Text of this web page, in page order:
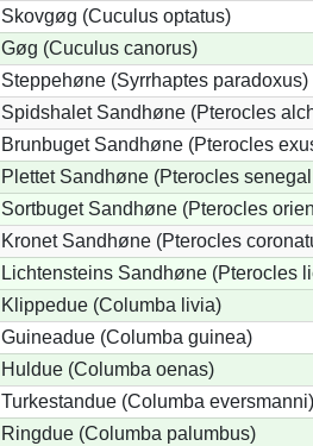
Skovgøg (Cuculus optatus)
Gøg (Cuculus canorus)
Steppehøne (Syrrhaptes paradoxus)
Spidshalet Sandhøne (Pterocles
Brunbuget Sandhøne (Pterocles
Plettet Sandhøne (Pterocles
Sortbuget Sandhøne (Pterocles
Kronet Sandhøne (Pterocles
Lichtensteins Sandhøne (Pterocles
Klippedue (Columba livia)
Guineadue (Columba guinea)
Huldue (Columba oenas)
Turkestandue (Columba eversmanni)
Ringdue (Columba palumbus)